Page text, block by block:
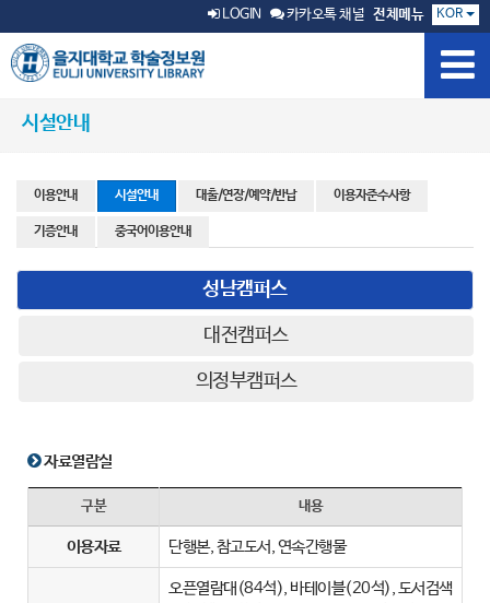
LOGIN 카카오톡 채널 전체메뉴 KOR
시설안내
이용안내 시설안내 대출/연장/예약/반납 이용자준수사항
기증안내 중국어이용안내
성남캠퍼스
대전캠퍼스
의정부캠퍼스
자료열람실
구분 내용
이용자료 단행본, 참고도서, 연속간행물
오픈열람대(84석), 바테이블(20석), 도서검색